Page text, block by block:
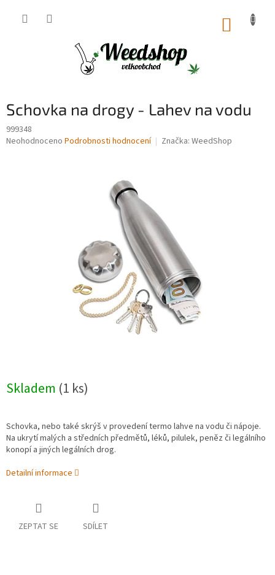
Schovka na drogy - Lahev na vodu
999348
Průměrné
Neohodnoceno Podrobnosti hodnocení Značka: WeedShop
Skladem (1 ks)
Schovka, nebo také skrýš v provedení termo lahve na vodu či nápoje.
Na ukrytí malých a středních předmětů, léků, pilulek, peněz či legálního
konopí a jiných legálních drog.
Detailní informace
ZEPTAT SE SDÍLET